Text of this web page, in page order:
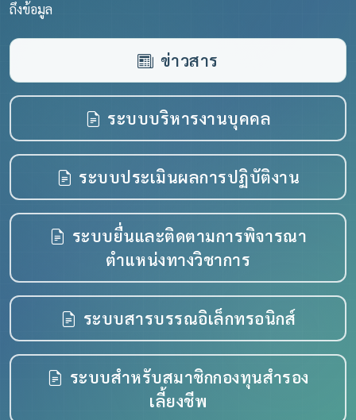
ถึงข้อมูล
ข่าวสาร
ระบบบริหารงานบุคคล
ระบบประเมินผลการปฏิบัติงาน
ระบบยื่นและติดตามการพิจารณา
ตำแหน่งทางวิชาการ
ระบบสารบรรณอิเล็กทรอนิกส์
ระบบสำหรับสมาชิกกองทุนสำรอง
เลี้ยงชีพ